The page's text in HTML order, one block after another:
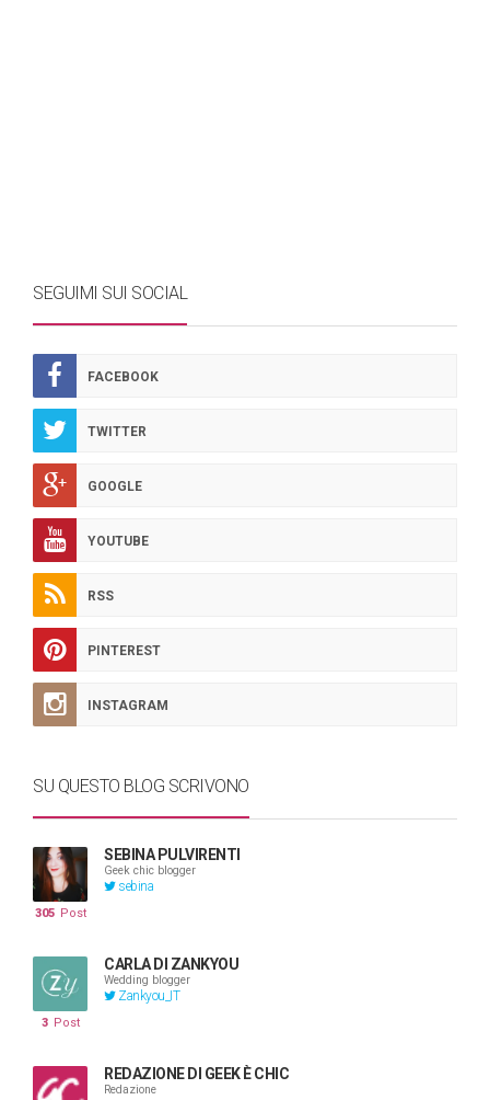
SEGUIMI SUI SOCIAL
FACEBOOK
TWITTER
GOOGLE
YOUTUBE
RSS
PINTEREST
INSTAGRAM
SU QUESTO BLOG SCRIVONO
SEBINA PULVIRENTI
Geek chic blogger
sebina
305 Post
CARLA DI ZANKYOU
Wedding blogger
Zankyou_IT
3 Post
REDAZIONE DI GEEK È CHIC
Redazione